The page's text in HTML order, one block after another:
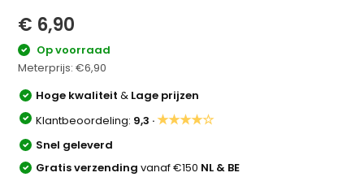
€ 6,90
Op voorraad
Meterprijs:€6,90
Hoge kwaliteit& Lage prijzen
Klantbeoordeling: 9,3 ·★★★★☆
Snel geleverd
Gratis verzendingvanaf €150 NL & BE